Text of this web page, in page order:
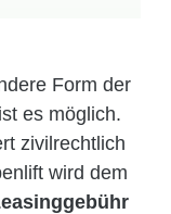
Form der
es möglich.
zivilrechtlich
wird dem